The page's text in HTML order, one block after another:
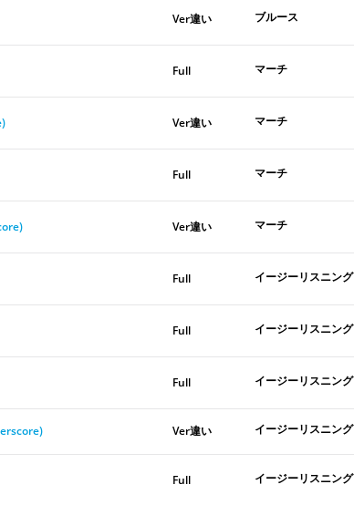
Ver違い ブルース
Full マーチ
Ver違い マーチ
Full マーチ
Ver違い マーチ
Full イージーリスニング
Full イージーリスニング
Full イージーリスニング
Ver違い イージーリスニング
Full イージーリスニング